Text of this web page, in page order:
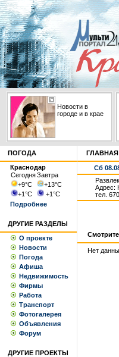
Новости в
городе и в крае
ПОГОДА
Краснодар
СегодняЗавтра
+9°С +13°С
+1°С +1°С
Подробнее
ДРУГИЕ РАЗДЕЛЫ
О проекте
Новости
Погода
Афиша
Недвижимость
Фирмы
Работа
Транспорт
Фотогалерея
Объявления
Форум
ДРУГИЕ ПРОЕКТЫ
ГЛАВНАЯ
Сб
Адрес:
тел.
Нет